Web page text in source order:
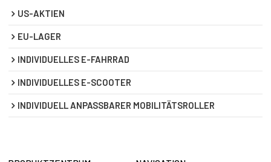
US-AKTIEN
EU-LAGER
INDIVIDUELLES E-FAHRRAD
INDIVIDUELLES E-SCOOTER
INDIVIDUELL ANPASSBARER MOBILITÄTSROLLER